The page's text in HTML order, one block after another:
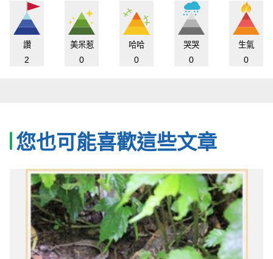
讚
2
美呆惹
0
哈哈
0
哭哭
0
生氣
0
您也可能喜歡這些文章